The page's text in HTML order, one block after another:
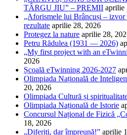
TÂRGU JIU” – PREMII aprilie
„Aforismele lui Brâncuși –
rezultate aprilie 28, 2026
Protegez la nature aprilie 28,
Petru Rădulea (1931 — 2026)
„My first project with an
2026
Școală eTwinning 2026-2027
Olimpiada Națională de
20, 2026
Olimpiada Cultură și
Olimpiada Națională de Istorie
Concursul Național de Fizică
18, 2026
„Diferiți, dar împreună!” aprilie